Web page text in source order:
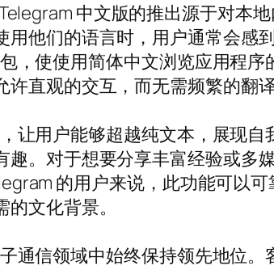
中文版的推出源于对本
用他们的语言时，用户通常会
，使使用简体中文浏览应用程
直观的交互，而无需频繁的翻
让用户能够超越纯文本，展现
。对于想要分享丰富经验或多
的用户来说，此功能可以
文化背景。
通信领域中始终保持领先地位